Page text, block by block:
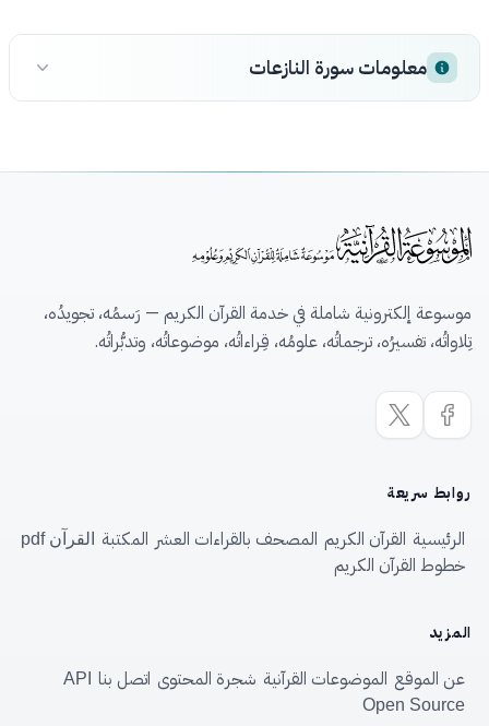
معلومات سورة النازعات
موسوعة إلكترونية شاملة في خدمة القرآن الكريم — رَسمُه، تجويدُه،
تِلاواتُه، تفسيرُه، ترجماتُه، علومُه، قِراءاتُه، موضوعاتُه، وتدبُّراتُه.
روابط سريعة
الرئيسية القرآن الكريم المصحف بالقراءات العشر المكتبة القرآن pdf
خطوط القرآن الكريم
المزيد
عن الموقع الموضوعات القرآنية شجرة المحتوى اتصل بنا
API
Open Source